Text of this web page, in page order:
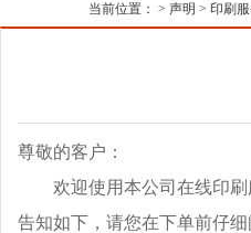
当前位置： > 声明 > 印刷
尊敬的客户：
欢迎使用本公司在线印
告知如下，请您在下单前仔